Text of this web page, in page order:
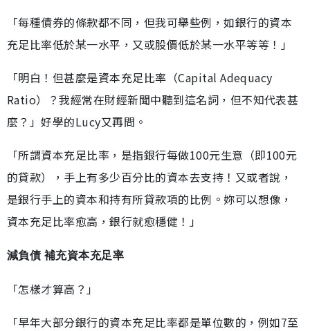
「每種債券的條款都不同，但我可舉些例，如銀行的資本
充足比率低於某一水平，又或股價低於某一水平等等！」
「明白！但甚麼是資本充足比率（Capital Adequacy
Ratio）？我經常在財經新聞中聽到這名詞，但不知代表甚
麼？」好學的Lucy又再問。
「所謂資本充足比率，是指銀行每做100元生意（即100元
的貸款），手上有多少百分比的資本去支持！又或者說，
是銀行手上的資本和持有所貸款項的比例。妳可以想像，
資本充足比率愈高，銀行就愈穩健！」
減負債 補充資本充足率
「怎樣才算高？」
「早年大部分銀行的資本充足比率都是單位數的，例如7至